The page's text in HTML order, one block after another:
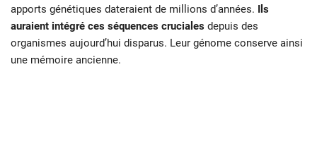
apports génétiques dateraient de millions d’années. Ils
auraient intégré ces séquences cruciales depuis des
organismes aujourd’hui disparus. Leur génome conserve ainsi
une mémoire ancienne.